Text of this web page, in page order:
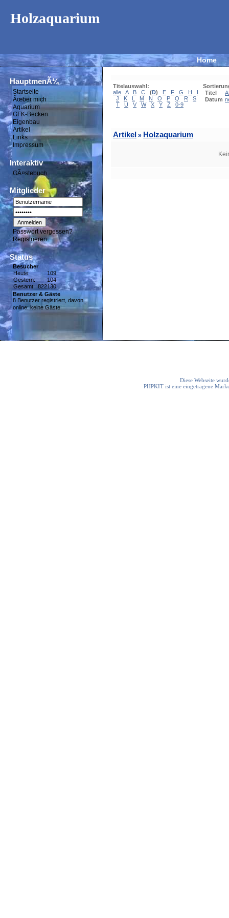
Holzaquarium
Home
HauptmenÃ¼
Startseite
Ãœber mich
Aquarium
GFK-Becken
Eigenbau
Artikel
Links
Impressum
Interaktiv
GÃ¤stebuch
Mitglieder
Passwort vergessen?
Registrieren
Status
Besucher
Heute:
109
Gestern:
104
Gesamt: 822130
Benutzer & Gäste
8 Benutzer registriert, davon
online: keine Gäste
Titelauswahl:
alle
A B C (D) E F G H
I
J
K L M N O P Q R
S
T
U V W X Y Z 0-9
Titel
Datum
Artikel » Holzaquarium
Diese Webseite
PHPKIT ist eine eingetragene